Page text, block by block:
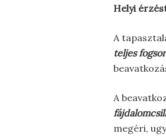
Helyi
A
teljes
A
megéri,